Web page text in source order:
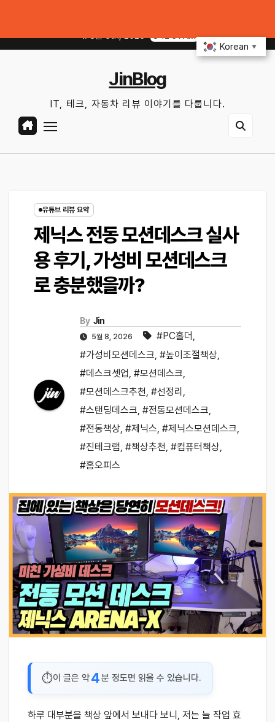
JinBlog
IT, 테크, 자동차 리뷰 이야기를 다룹니다.
유튜브 리뷰 요약
제닉스 전동 모션데스크 실사
용 후기, 가성비 모션데스크
로 충분했을까?
By Jin
5월 8, 2026 #PC홀더 ,
#가성비모션데스크, #높이조절책상,
#데스크셋업, #모션데스크,
#모션데스크추천, #선정리 ,
#스탠딩데스크, #전동모션데스크,
#전동책상, #제닉스, #제닉스모션데스크,
#진테크랩, #책상추천, #컴퓨터책상,
#홈오피스
이 글은 약4분 정도면 읽을 수 있습니다.
하루 대부분을 책상 앞에서 보내다 보니, 저는 늘 작업 효
Korean ▼